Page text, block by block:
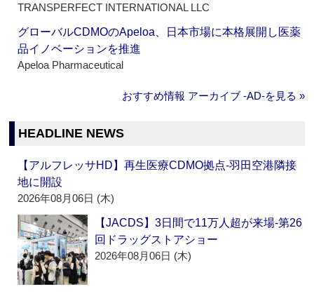
TRANSPERFECT INTERNATIONAL LLC
グローバルCDMOのApeloa、日本市場に本格展開し医薬
品イノベーションを推進
Apeloa Pharmaceutical
おすすめ情報 アーカイブ ‐AD‐を見る »
HEADLINE NEWS
【アルフレッサHD】再生医療CDMO拠点‐羽田空港隣接
地に開設
2026年08月06日 (木)
【JACDS】3日間で11万人超が来場‐第26
回ドラッグストアショー
2026年08月06日 (木)